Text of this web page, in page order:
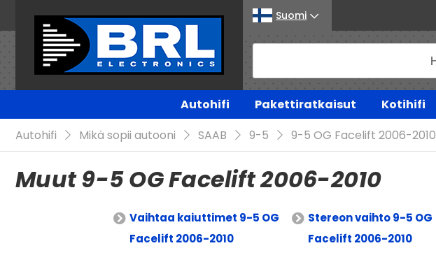
Suomi
Autohifi Pakettiratkaisut Kotihifi
Autohifi
Mikä sopii autooni SAAB 9-5 9-5 OG Facelift 2006-2010
Muut 9-5 OG Facelift 2006-2010
Vaihtaa kaiuttimet 9-5 OG
Facelift 2006-2010
Stereon vaihto 9-5 OG
Facelift 2006-2010